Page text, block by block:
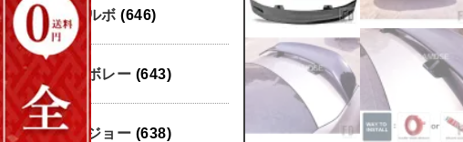
ボルボ (646)
シボレー (643)
プジョー (638)